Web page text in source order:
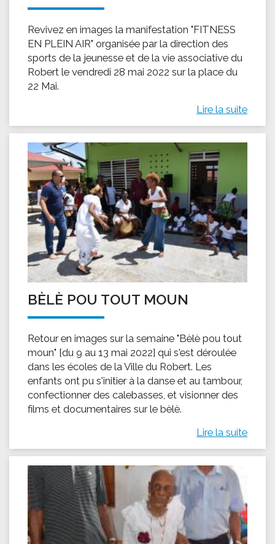
Revivez en images la manifestation "FITNESS
EN PLEIN AIR" organisée par la direction des
sports de la jeunesse et de la vie associative du
Robert le vendredi 28 mai 2022 sur la place du
22 Mai.
Lire la suite
BÈLÈ POU TOUT MOUN
Retour en images sur la semaine "Bèlè pou tout
moun" [du 9 au 13 mai 2022] qui s'est déroulée
dans les écoles de la Ville du Robert. Les
enfants ont pu s'initier à la danse et au tambour,
confectionner des calebasses, et visionner des
films et documentaires sur le bèlè.
Lire la suite